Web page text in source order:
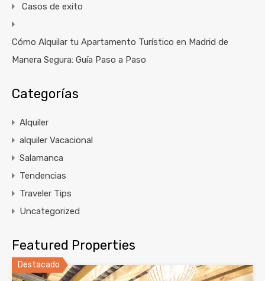
Casos de exito
Cómo Alquilar tu Apartamento Turístico en Madrid de
Manera Segura: Guía Paso a Paso
Categorías
Alquiler
alquiler Vacacional
Salamanca
Tendencias
Traveler Tips
Uncategorized
Featured Properties
Destacado